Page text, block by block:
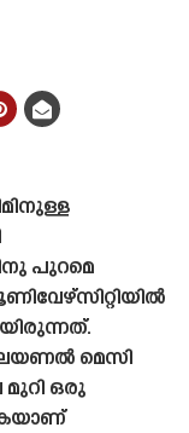
പുറമെ
ലയണൽ മെസി
മുറി ഒരു